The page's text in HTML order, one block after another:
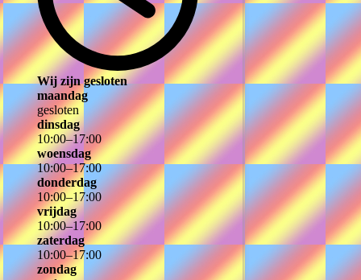
Wij zijn gesloten
maandag
gesloten
dinsdag
10:00–17:00
woensdag
10:00–17:00
donderdag
10:00–17:00
vrijdag
10:00–17:00
zaterdag
10:00–17:00
zondag